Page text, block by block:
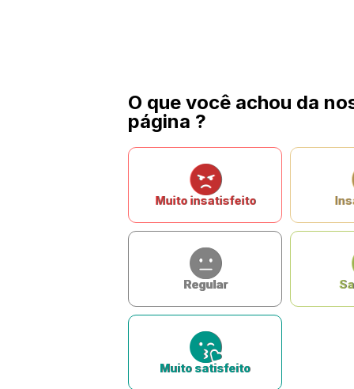
O que você achou da
página ?
Muito insatisfeito
Regular
Muito satisfeito